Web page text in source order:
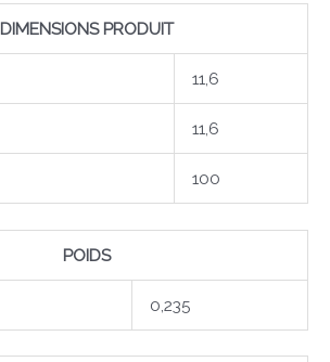
DIMENSIONS PRODUIT
11,6
11,6
100
POIDS
0,235